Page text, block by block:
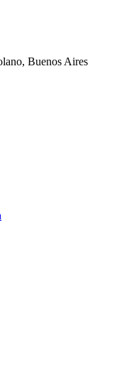
Buenos Aires